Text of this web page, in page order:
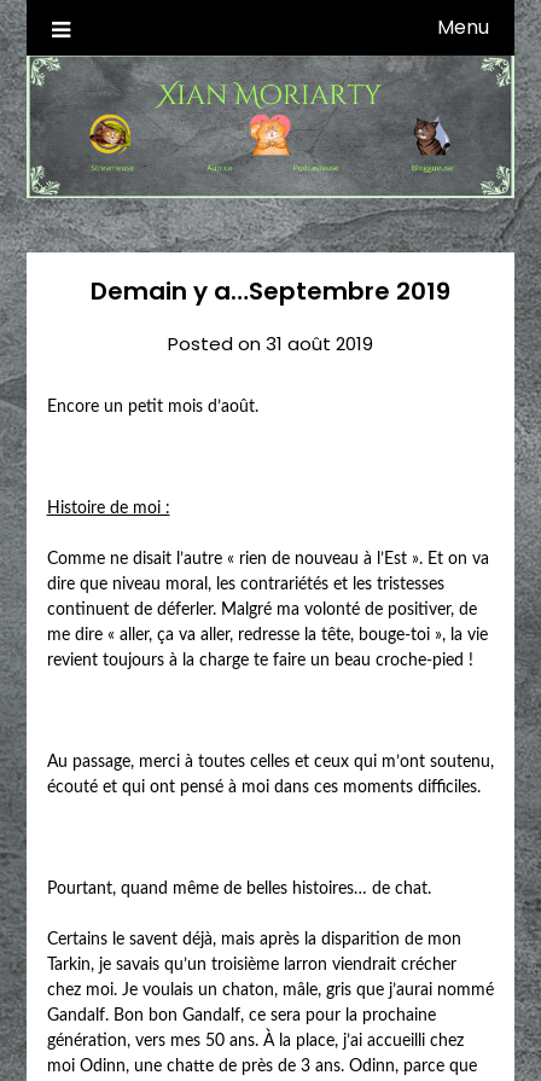
Skip
to
content
Xian Moriarty
Autrice SFFF & Blogueuse & Streameuse Menu
Demain y a…Septembre 2019
Posted on31 août 2019
Encore un petit mois d’août.
Histoire de moi :
Comme ne disait l’autre « rien de nouveau à l’Est ». Et on va
dire que niveau moral, les contrariétés et les tristesses
continuent de déferler. Malgré ma volonté de positiver, de
me dire « aller, ça va aller, redresse la tête, bouge-toi », la vie
revient toujours à la charge te faire un beau croche-pied !
Au passage, merci à toutes celles et ceux qui m’ont soutenu,
écouté et qui ont pensé à moi dans ces moments difficiles.
Pourtant, quand même de belles histoires… de chat.
Certains le savent déjà, mais après la disparition de mon
Tarkin, je savais qu’un troisième larron viendrait crécher
chez moi. Je voulais un chaton, mâle, gris que j’aurai nommé
Gandalf. Bon bon Gandalf, ce sera pour la prochaine
génération, vers mes 50 ans. À la place, j’ai accueilli chez
moi Odinn, une chatte de près de 3 ans. Odinn, parce que